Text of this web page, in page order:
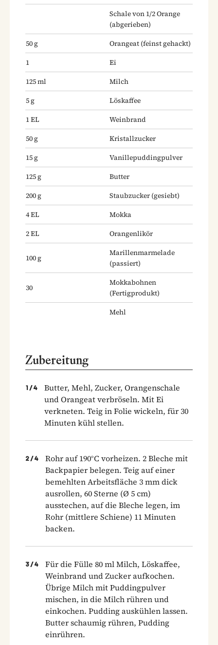
Schale von 1/2 Orange
(abgerieben)
50g Orangeat (feinst gehackt)
1
Ei
125ml
Milch
5g
Löskaffee
1EL
Weinbrand
50g
Kristallzucker
15g
Vanillepuddingpulver
125g
Butter
200g Staubzucker (gesiebt)
4EL
Mokka
2EL Orangenlikör
100g
Marillenmarmelade
(passiert)
30
Mokkabohnen
(Fertigprodukt)
Mehl
Zubereitung
1 /4
Butter, Mehl, Zucker, Orangenschale
und Orangeat verbröseln. Mit Ei
verkneten. Teig in Folie wickeln, für 30
Minuten kühl stellen.
2 /4
Rohr auf 190°C vorheizen. 2 Bleche mit
Backpapier belegen. Teig auf einer
bemehlten Arbeitsfläche 3 mm dick
ausrollen, 60 Sterne (Ø 5 cm)
ausstechen, auf die Bleche legen, im
Rohr (mittlere Schiene) 11 Minuten
backen.
3 /4
Für die Fülle 80 ml Milch, Löskaffee,
Weinbrand und Zucker aufkochen.
Übrige Milch mit Puddingpulver
mischen, in die Milch rühren und
einkochen. Pudding auskühlen lassen.
Butter schaumig rühren, Pudding
einrühren.